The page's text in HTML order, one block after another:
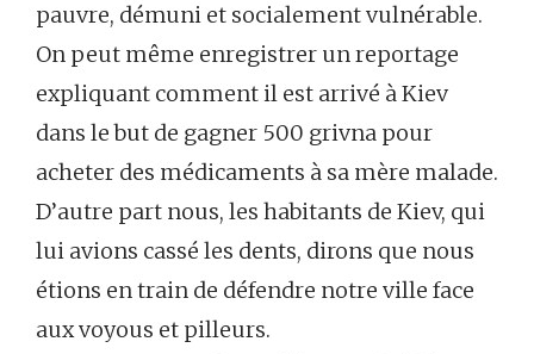
pauvre, démuni et socialement vulnérable.
On peut même enregistrer un reportage
expliquant comment il est arrivé à Kiev
dans le but de gagner 500 grivna pour
acheter des médicaments à sa mère malade.
D’autre part nous, les habitants de Kiev, qui
lui avions cassé les dents, dirons que nous
étions en train de défendre notre ville face
aux voyous et pilleurs.